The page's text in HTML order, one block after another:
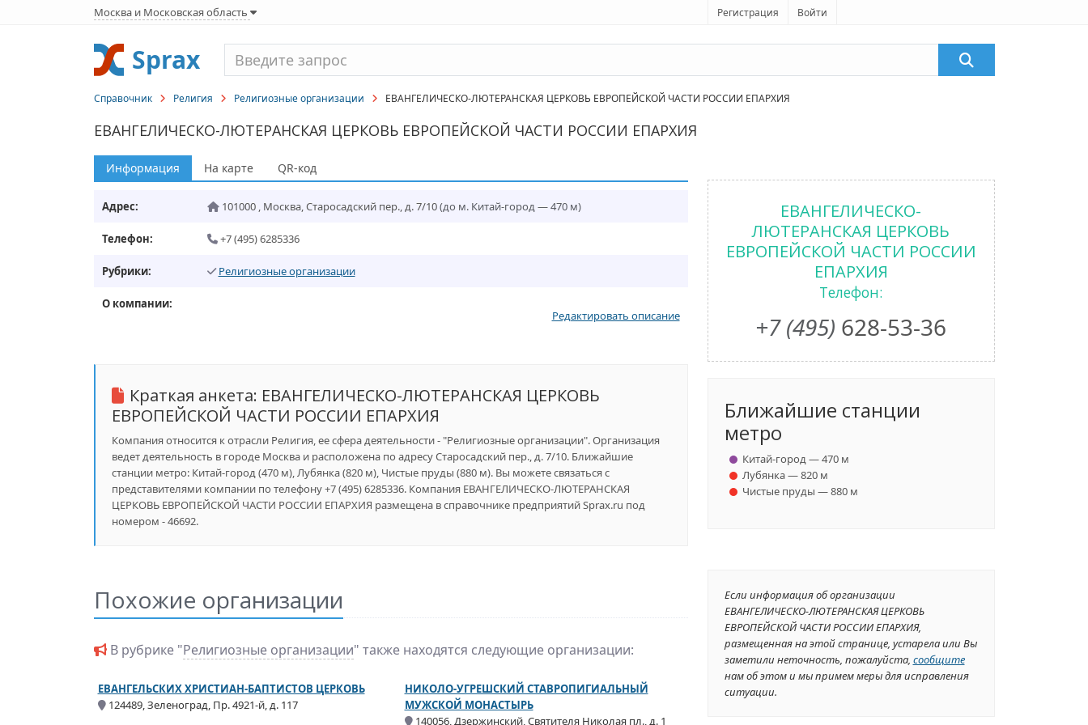
Москва и Московская область Регистрация Войти
Sprax
Справочник Религия Религиозные организации ЕВАНГЕЛИЧЕСКО-ЛЮТЕРАНСКАЯ ЦЕРКОВЬ ЕВРОПЕЙСКОЙ ЧАСТИ РОССИИ ЕПАРХИЯ
ЕВАНГЕЛИЧЕСКО-ЛЮТЕРАНСКАЯ ЦЕРКОВЬ ЕВРОПЕЙСКОЙ ЧАСТИ РОССИИ ЕПАРХИЯ
Информация На карте QR-код
Адрес: 101000, Москва,Старосадский пер., д. 7/10(до м. Китай-город — 470 м)
Телефон: +7 (495) 6285336
Рубрики: Религиозные организации
О компании:
Редактировать описание
Краткая анкета: ЕВАНГЕЛИЧЕСКО-ЛЮТЕРАНСКАЯ ЦЕРКОВЬ
ЕВРОПЕЙСКОЙ ЧАСТИ РОССИИ ЕПАРХИЯ
Компания относится к отрасли Религия, ее сфера деятельности - "Религиозные организации". Организация
ведет деятельность в городе Москва и расположена по адресу Старосадский пер., д. 7/10. Ближайшие
станции метро: Китай-город (470 м), Лубянка (820 м), Чистые пруды (880 м). Вы можете связаться с
представителями компании по телефону +7 (495) 6285336. Компания ЕВАНГЕЛИЧЕСКО-ЛЮТЕРАНСКАЯ
ЦЕРКОВЬ ЕВРОПЕЙСКОЙ ЧАСТИ РОССИИ ЕПАРХИЯ размещена в справочнике предприятий Sprax.ru под
номером - 46692.
Похожие организации
В рубрике "Религиозные организации" также находятся следующие организации:
ЕВАНГЕЛЬСКИХ ХРИСТИАН-БАПТИСТОВ ЦЕРКОВЬ
124489, Зеленоград, Пр. 4921-й, д. 117
НИКОЛО-УГРЕШСКИЙ СТАВРОПИГИАЛЬНЫЙ
МУЖСКОЙ МОНАСТЫРЬ
140056, Дзержинский, Святителя Николая пл., д. 1
ЕВАНГЕЛИЧЕСКО-
ЛЮТЕРАНСКАЯ ЦЕРКОВЬ
ЕВРОПЕЙСКОЙ ЧАСТИ РОССИИ
ЕПАРХИЯ
Телефон:
+7 (495) 628-53-36
Ближайшие станции
метро
Китай-город — 470 м
Лубянка — 820 м
Чистые пруды — 880 м
Если информация об организации
ЕВАНГЕЛИЧЕСКО-ЛЮТЕРАНСКАЯ ЦЕРКОВЬ
ЕВРОПЕЙСКОЙ ЧАСТИ РОССИИ ЕПАРХИЯ,
размещенная на этой странице, устарела или Вы
заметили неточность, пожалуйста, сообщите
нам об этом и мы примем меры для исправления
ситуации.